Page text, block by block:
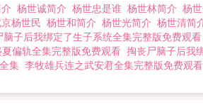
杨世诚简介 杨世忠是谁 杨世林简介 杨
杨世民 杨世和简介 杨世光简介 杨世清简
子后我绑定了生子系统全集完整版免费观看
偏轨全集完整版免费观看 掏丧尸脑子后我
集 李牧雄兵连之武安君全集完整版免费观看